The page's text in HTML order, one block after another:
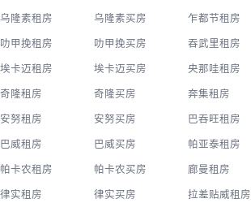
乌隆素租房 乌隆素买房 乍都节租房
叻甲挽租房 叻甲挽买房 吞武里租房
埃卡迈租房 埃卡迈买房 央那哇租房
奇隆租房 奇隆买房 奔集租房
安努租房 安努买房 巴吞旺租房
巴威租房 巴威买房 帕亚泰租房
帕卡农租房 帕卡农买房 廊曼租房
律实租房 律实买房 拉差贴威租房